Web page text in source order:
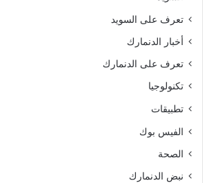
تعرف على السويد
أخبار الدنمارك
تعرف على الدنمارك
تكنولوجيا
تطبيقات
الفيس بوك
الصحة
نبض الدنمارك